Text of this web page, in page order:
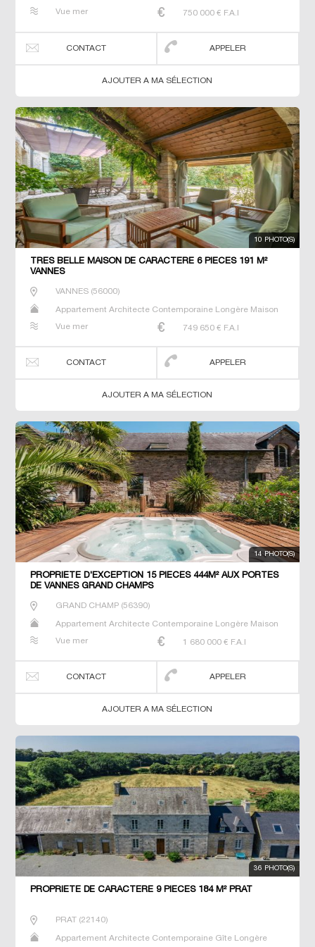
Vue mer
750 000 € F.A.I
CONTACT APPELER
AJOUTER A MA SÉLECTION
10 PHOTO(S)
TRES BELLE MAISON DE CARACTERE 6 PIECES 191 M²
VANNES
VANNES(56000)
Appartement Architecte Contemporaine Longère Maison
Vue mer
749 650 € F.A.I
CONTACT APPELER
AJOUTER A MA SÉLECTION
14 PHOTO(S)
PROPRIETE D'EXCEPTION 15 PIECES 444M² AUX PORTES
DE VANNES GRAND CHAMPS
GRAND CHAMP(56390)
Appartement Architecte Contemporaine Longère Maison
Vue mer
1 680 000 € F.A.I
CONTACT APPELER
AJOUTER A MA SÉLECTION
36 PHOTO(S)
PROPRIETE DE CARACTERE 9 PIECES 184 M² PRAT
PRAT(22140)
Appartement Architecte Contemporaine Gîte Longère